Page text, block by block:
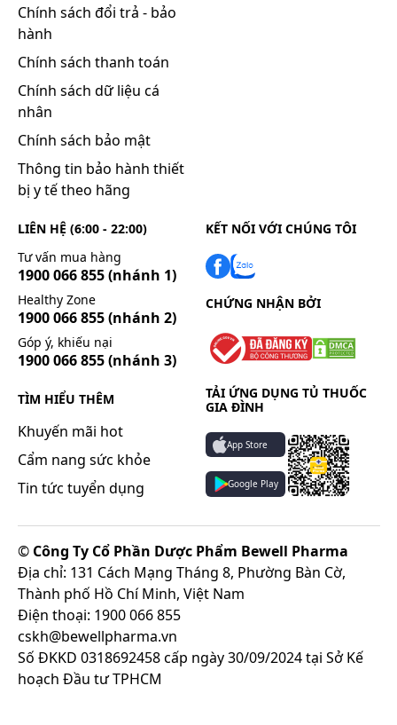
cho con bú
Không có dữ liệu về sử dụng thuốc cho phụ nữ
có thai và cho con bú. Chỉ dùng thuốc khi lợi ích
vượt trội so với nguy cơ.
Tương tác thuốc
Do không có các nghiên cứu về tính tương tác,
tương kỵ của thuốc, không trộn lẫn thuốc này
với các thuốc khác.
Cách bảo quản:
Để nơi mát, tránh ánh sáng, nhiệt độ dưới 30⁰C.
Chính sách đổi trả - bảo
hành
Chính sách thanh toán
Chính sách dữ liệu cá
nhân
Chính sách bảo mật
Thông tin bảo hành thiết
bị y tế theo hãng
LIÊN HỆ (6:00 - 22:00)
Tư vấn mua hàng
1900 066 855(nhánh 1)
Healthy Zone
1900 066 855(nhánh 2)
Góp ý, khiếu nại
1900 066 855(nhánh 3)
TÌM HIỂU THÊM
Khuyến mãi hot
Cẩm nang sức khỏe
Tin tức tuyển dụng
KẾT NỐI VỚI CHÚNG TÔI
CHỨNG NHẬN BỞI
TẢI ỨNG DỤNG TỦ THUỐC
GIA ĐÌNH
App Store
Google Play
© Công Ty Cổ Phần Dược Phẩm Bewell Pharma
Địa chỉ: 131 Cách Mạng Tháng 8, Phường Bàn Cờ,
Thành phố Hồ Chí Minh, Việt Nam
Điện thoại: 1900 066 855
cskh@bewellpharma.vn
Số ĐKKD 0318692458 cấp ngày 30/09/2024 tại Sở Kế
hoạch Đầu tư TPHCM